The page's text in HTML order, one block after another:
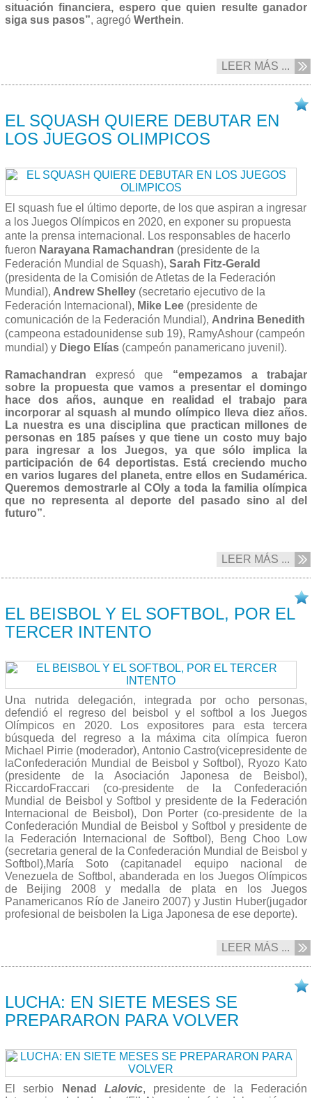
situación financiera, espero que quien resulte ganador
siga sus pasos”, agregó Werthein.
LEER MÁS ...
EL SQUASH QUIERE DEBUTAR EN
LOS JUEGOS OLIMPICOS
El squash fue el último deporte, de los que aspiran a ingresar
a los Juegos Olímpicos en 2020, en exponer su propuesta
ante la prensa internacional. Los responsables de hacerlo
fueron Narayana Ramachandran (presidente de la
Federación Mundial de Squash), Sarah Fitz-Gerald
(presidenta de la Comisión de Atletas de la Federación
Mundial), Andrew Shelley (secretario ejecutivo de la
Federación Internacional), Mike Lee (presidente de
comunicación de la Federación Mundial), Andrina Benedith
(campeona estadounidense sub 19), RamyAshour (campeón
mundial) y Diego Elías (campeón panamericano juvenil).
Ramachandran expresó que “empezamos a trabajar
sobre la propuesta que vamos a presentar el domingo
hace dos años, aunque en realidad el trabajo para
incorporar al squash al mundo olímpico lleva diez años.
La nuestra es una disciplina que practican millones de
personas en 185 países y que tiene un costo muy bajo
para ingresar a los Juegos, ya que sólo implica la
participación de 64 deportistas. Está creciendo mucho
en varios lugares del planeta, entre ellos en Sudamérica.
Queremos demostrarle al COIy a toda la familia olímpica
que no representa al deporte del pasado sino al del
futuro”.
LEER MÁS ...
EL BEISBOL Y EL SOFTBOL, POR EL
TERCER INTENTO
Una nutrida delegación, integrada por ocho personas,
defendió el regreso del beisbol y el softbol a los Juegos
Olímpicos en 2020. Los expositores para esta tercera
búsqueda del regreso a la máxima cita olímpica fueron
Michael Pirrie (moderador), Antonio Castro(vicepresidente de
laConfederación Mundial de Beisbol y Softbol), Ryozo Kato
(presidente de la Asociación Japonesa de Beisbol),
RiccardoFraccari (co-presidente de la Confederación
Mundial de Beisbol y Softbol y presidente de la Federación
Internacional de Beisbol), Don Porter (co-presidente de la
Confederación Mundial de Beisbol y Softbol y presidente de
la Federación Internacional de Softbol), Beng Choo Low
(secretaria general de la Confederación Mundial de Beisbol y
Softbol),María Soto (capitanadel equipo nacional de
Venezuela de Softbol, abanderada en los Juegos Olímpicos
de Beijing 2008 y medalla de plata en los Juegos
Panamericanos Río de Janeiro 2007) y Justin Huber(jugador
profesional de beisbolen la Liga Japonesa de ese deporte).
LEER MÁS ...
LUCHA: EN SIETE MESES SE
PREPARARON PARA VOLVER
El serbio Nenad Lalovic, presidente de la Federación